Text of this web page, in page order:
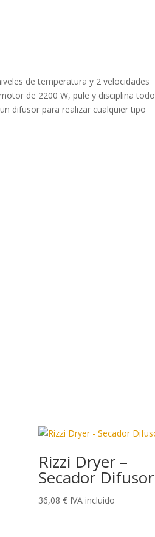
de temperatura y 2 velocidades
de 2200 W, pule y disciplina todo
difusor para realizar cualquier tipo
Rizzi Dryer –
Secador Difusor
36,08 € IVA incluido